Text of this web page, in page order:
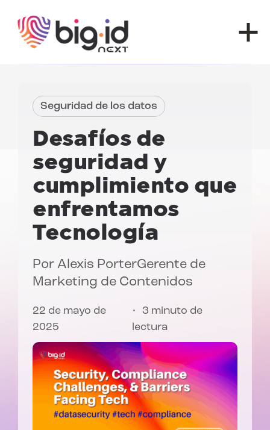
Seguridad de los datos
Desafíos de
seguridad y
cumplimiento que
enfrentamos
Tecnología
Por Alexis PorterGerente de
Marketing de Contenidos
22 de mayo de
2025
3 minuto de
lectura